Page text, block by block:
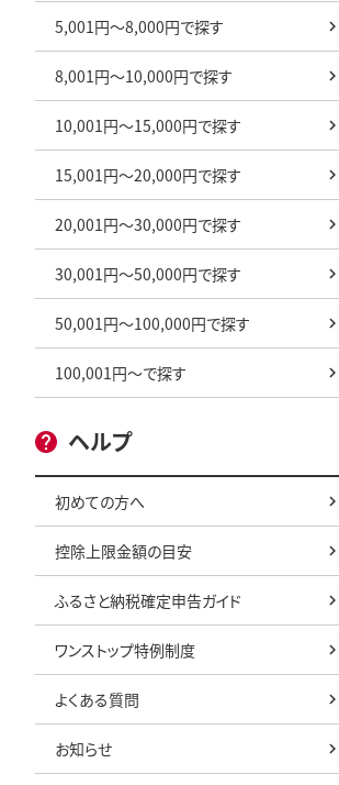
5,001円～8,000円で探す
8,001円～10,000円で探す
10,001円～15,000円で探す
15,001円～20,000円で探す
20,001円～30,000円で探す
30,001円～50,000円で探す
50,001円～100,000円で探す
100,001円～で探す
ヘルプ
初めての方へ
控除上限金額の目安
ふるさと納税確定申告ガイド
ワンストップ特例制度
よくある質問
お知らせ